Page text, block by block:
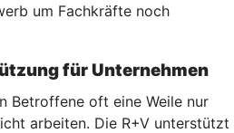
um Fachkräfte noch
für Unternehmen
Betroffene oft eine Weile nur
arbeiten. Die R+V unterstützt